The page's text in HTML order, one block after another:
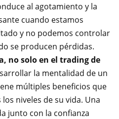
al agotamiento y la
cuando estamos
y no podemos controlar
se producen pérdidas.
no solo en el trading de
la mentalidad de un
múltiples beneficios que
niveles de su vida. Una
junto con la confianza